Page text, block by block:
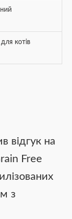
котів
відгук на
Free
з